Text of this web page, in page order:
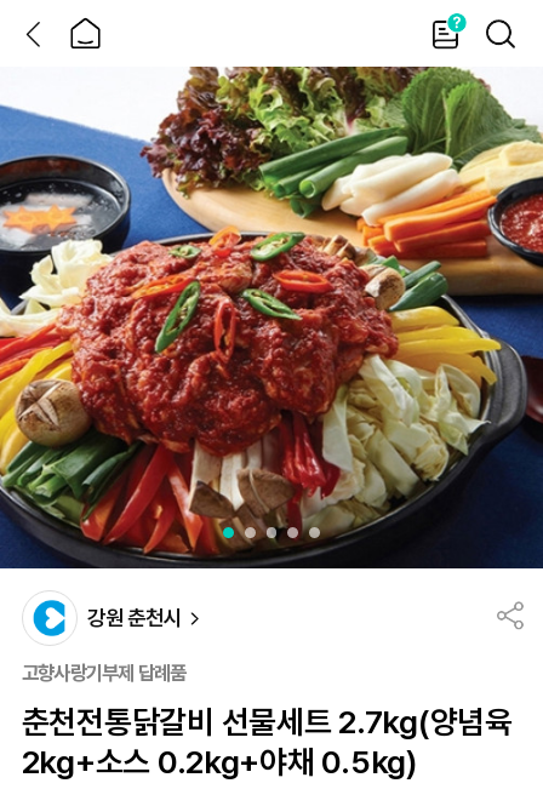
홈
가
이
드
검
색
강원 춘천시
고향사랑기부제 답례품
춘천전통닭갈비 선물세트 2.7kg(양념육
2kg+소스 0.2kg+야채 0.5kg)